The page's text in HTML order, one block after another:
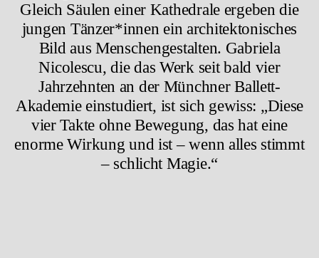
Gleich Säulen einer Kathedrale ergeben die
jungen Tänzer*innen ein architektonisches
Bild aus Menschengestalten. Gabriela
Nicolescu, die das Werk seit bald vier
Jahrzehnten an der Münchner Ballett-
Akademie einstudiert, ist sich gewiss: „Diese
vier Takte ohne Bewegung, das hat eine
enorme Wirkung und ist – wenn alles stimmt
– schlicht Magie.“